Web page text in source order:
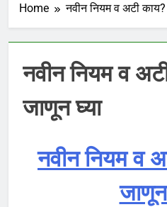
Home नवीन नियम व अटी
नवीन नियम व
जाणून घ्या
नवीन नियम व
जाणून